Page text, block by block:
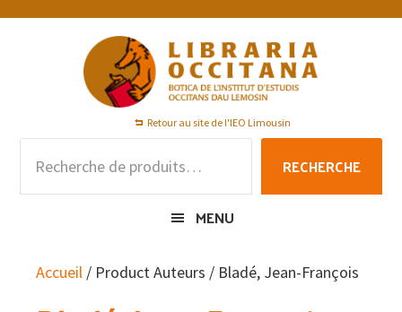
Passer
Passer
Passer
Retour au site de l'IEO Limousin
pour :
RECHERCHE
MENU
Accueil / Product Auteurs / Bladé, Jean-François